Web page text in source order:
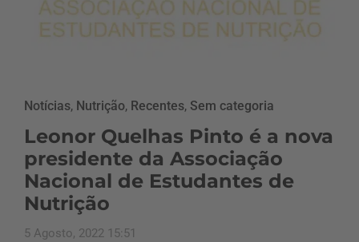
Notícias, Nutrição, Recentes, Sem categoria
Leonor Quelhas Pinto é a nova
presidente da Associação
Nacional de Estudantes de
Nutrição
5 Agosto, 2022 15:51